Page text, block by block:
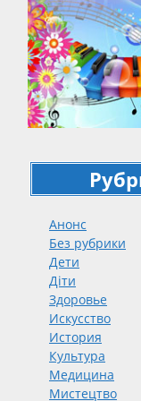
Анонс
Без рубрики
Дети
Діти
Здоровье
Искусство
История
Культура
Медицина
Мистецтво